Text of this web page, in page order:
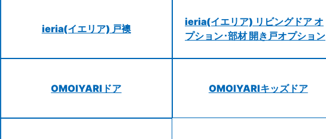
ieria(イエリア) 戸襖
ieria(イエリア) リビングドア オ
プション･部材 開き戸オプション
OMOIYARIドア OMOIYARIキッズドア